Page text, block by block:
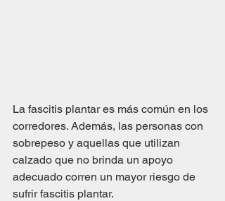
La fascitis plantar es más común en los
corredores. Además, las personas con
sobrepeso y aquellas que utilizan
calzado que no brinda un apoyo
adecuado corren un mayor riesgo de
sufrir fascitis plantar.